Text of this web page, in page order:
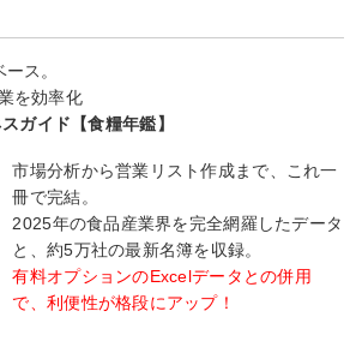
ス。
を効率化
ガイド【食糧年鑑】
市場分析から営業リスト作成まで、これ一
冊で完結。
2025年の食品産業界を完全網羅したデータ
と、約5万社の最新名簿を収録。
有料オプションのExcelデータとの併用
で、利便性が格段にアップ！